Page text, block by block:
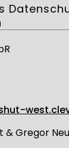
& Gregor